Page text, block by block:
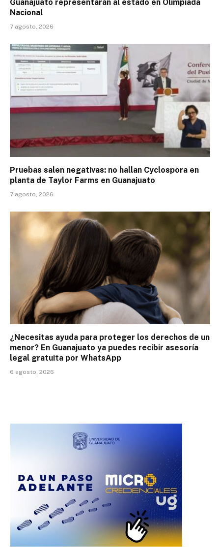
Guanajuato representarán al estado en Olimpiada
Nacional
7 agosto, 2026
Pruebas salen negativas: no hallan Cyclospora en
planta de Taylor Farms en Guanajuato
7 agosto, 2026
¿Necesitas ayuda para proteger los derechos de un
menor? En Guanajuato ya puedes recibir asesoría
legal gratuita por WhatsApp
6 agosto, 2026